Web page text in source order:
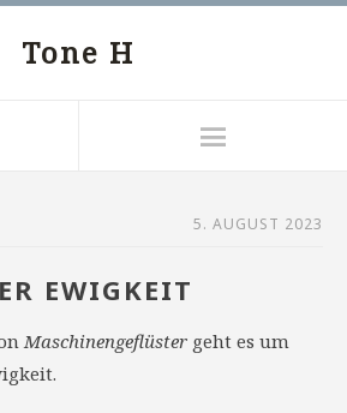
Tone H
5. AUGUST 2023
EWIGKEIT
Maschinengeflüster geht es um